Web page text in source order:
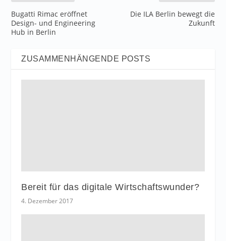
Bugatti Rimac eröffnet
Design- und Engineering
Hub in Berlin
Die ILA Berlin bewegt die
Zukunft
ZUSAMMENHÄNGENDE POSTS
Bereit für das digitale Wirtschaftswunder?
4. Dezember 2017